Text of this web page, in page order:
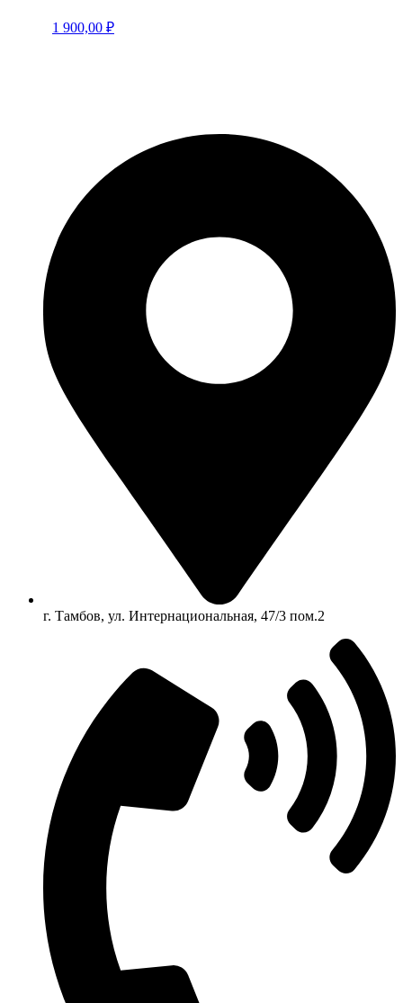
1 900,00 ₽
г. Тамбов, ул. Интернациональная, 47/3 пом.2